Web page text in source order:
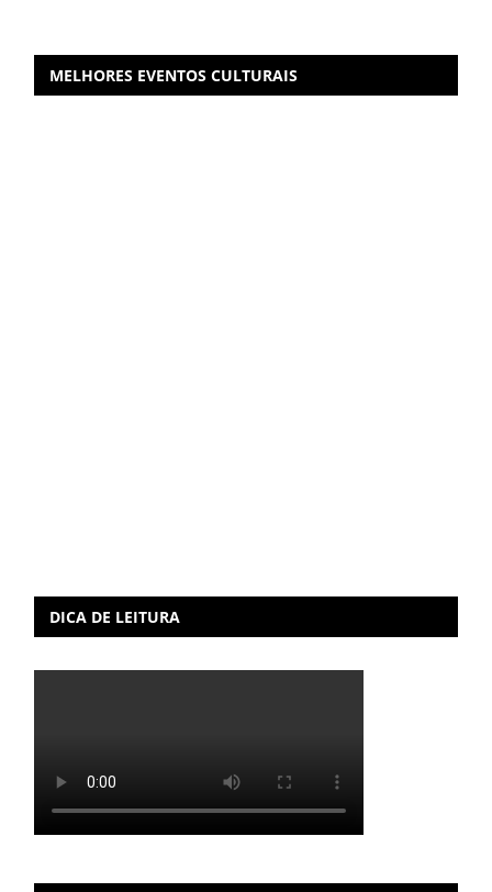
MELHORES EVENTOS CULTURAIS
DICA DE LEITURA